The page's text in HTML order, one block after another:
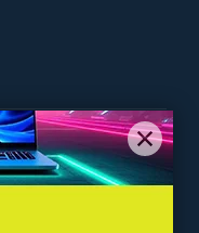
Слідкуйте за нами: